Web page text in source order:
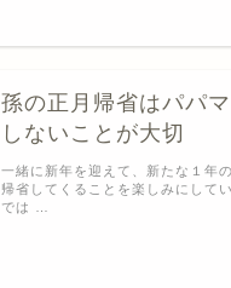
孫の正月帰省はパパ
しないことが大切
一緒に新年を迎えて、新たな１年
帰省してくることを楽しみにして
では …